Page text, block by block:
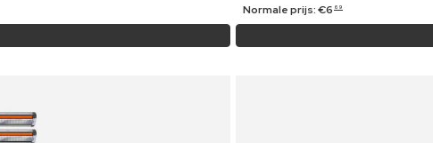
Normale prijs:€6 69